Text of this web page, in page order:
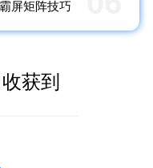
屏矩阵技巧
获到